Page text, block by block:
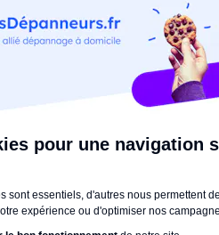
vous à votre fournisseur.